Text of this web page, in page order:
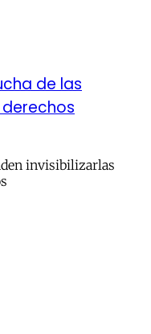
de las
invisibilizarlas